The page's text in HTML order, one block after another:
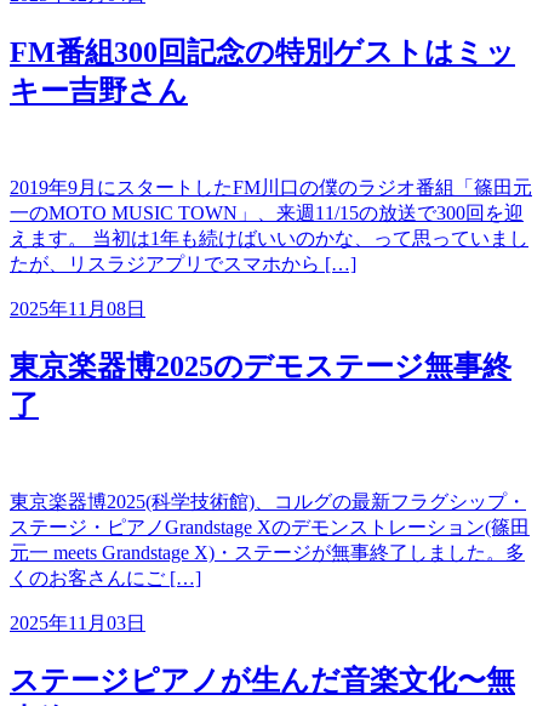
FM番組300回記念の特別ゲストはミッ
キー吉野さん
2019年9月にスタートしたFM川口の僕のラジオ番組「篠田元
一のMOTO MUSIC TOWN」、来週11/15の放送で300回を迎
えます。 当初は1年も続けばいいのかな、って思っていまし
たが、リスラジアプリでスマホから […]
2025年11月08日
東京楽器博2025のデモステージ無事終
了
東京楽器博2025(科学技術館)、コルグの最新フラグシップ・
ステージ・ピアノGrandstage Xのデモンストレーション(篠田
元一 meets Grandstage X)・ステージが無事終了しました。多
くのお客さんにご […]
2025年11月03日
ステージピアノが生んだ音楽文化〜無